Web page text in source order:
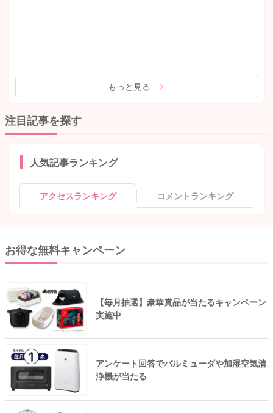
もっと見る
注目記事を探す
人気記事ランキング
アクセスランキング コメントランキング
お得な無料キャンペーン
【毎月抽選】豪華賞品が当たるキャンペーン
実施中
アンケート回答でバルミューダや加湿空気清
浄機が当たる